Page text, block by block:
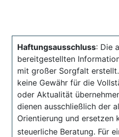
Haftungsausschluss: Die
bereitgestellten
mit großer Sorgfalt
keine Gewähr für die
oder Aktualität
dienen ausschließlich der
Orientierung und ersetzen
steuerliche Beratung. Für